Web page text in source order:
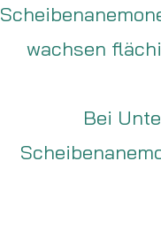
wachsen
Bei